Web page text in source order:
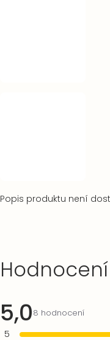
Popis produktu není
5,0Průměrné
produktu
8 hodnocení
5
Výpis